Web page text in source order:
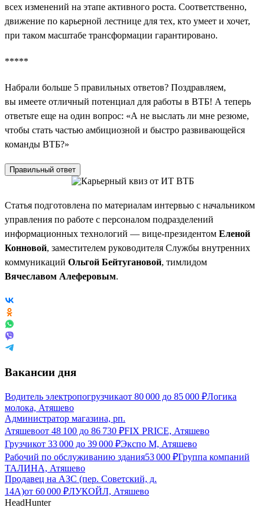
всех изменений на этапе активного роста. Соответственно,
движение по карьерной лестнице для тех, кто умеет и хочет,
при таком масштабе трансформации гарантировано.
*****
Набрали больше 5 правильных ответов? Поздравляем,
вы имеете отличный потенциал для работы в ВТБ! А теперь
ответьте еще на один вопрос: «А не выслать ли мне резюме,
чтобы стать частью амбициозной и быстро развивающейся
команды ВТБ?»
Правильный ответ
Статья подготовлена по материалам интервью с начальником
управления по работе с персоналом подразделений
информационных технологий — вице-президентом Еленой
Конновой, заместителем руководителя Службы внутренних
коммуникаций Ольгой Бейтугановой, тимлидом
Вячеславом Алеферовым.
Вакансии дня
Водитель электропогрузчикаот 80 000 до 85 000 ₽Логика
молока, Атяшево
Администратор магазина, рп.
Атяшевоот 48 100 до 86 730 ₽FIX PRICE, Атяшево
Грузчикот 33 000 до 39 000 ₽Экспо М, Атяшево
Рабочий по обслуживанию здания53 000 ₽Группа компаний
ТАЛИНА, Атяшево
Продавец на АЗС (пер. Советский, д.
14А)от 60 000 ₽ЛУКОЙЛ, Атяшево
HeadHunter